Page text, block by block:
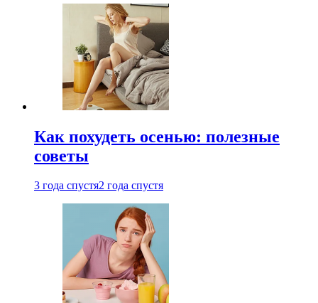
Как похудеть осенью: полезные
советы
3 года спустя2 года спустя